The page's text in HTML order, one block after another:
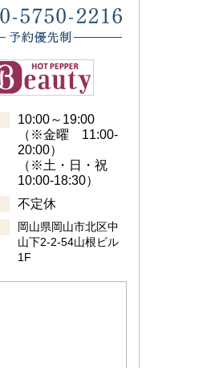
10:00～19:00
（※金曜 11:00-
20:00）
（※土・日・祝
10:00-18:30）
不定休
岡山県岡山市北区中
山下2-2-54山根ビル
1F